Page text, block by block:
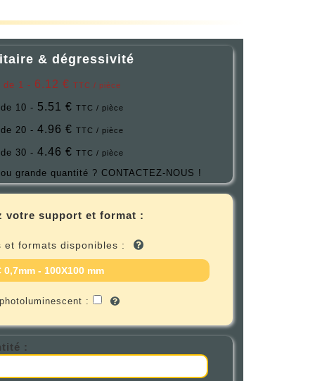
& dégressivité
de 1 - 6.12 € TTC / pièce
10 - 5.51 € TTC / pièce
20 - 4.96 € TTC / pièce
30 - 4.46 € TTC / pièce
grande quantité ? CONTACTEZ-NOUS !
votre support et format :
et formats disponibles :
0,7mm - 100X100 mm
:
: